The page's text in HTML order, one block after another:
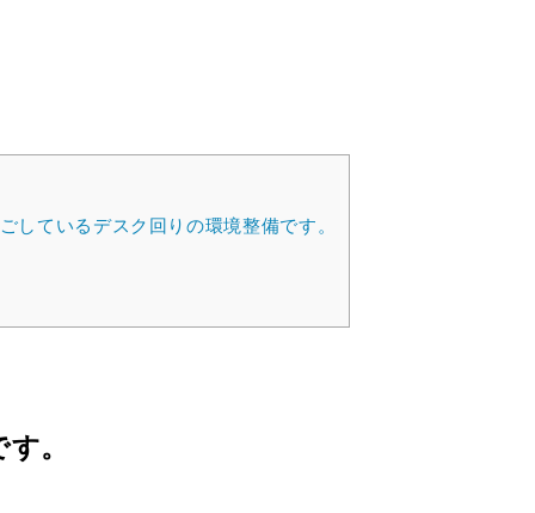
しているデスク回りの環境整備です。
。